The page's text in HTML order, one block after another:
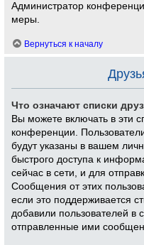
Администратор
меры.
Вернуться к началу
Что означают списки
Вы можете включать в эти
конференции.
будут указаны в вашем
быстрого доступа к
сейчас в сети, и для
Сообщения от этих
если это поддерживается
добавили пользователей в
отправленные ими